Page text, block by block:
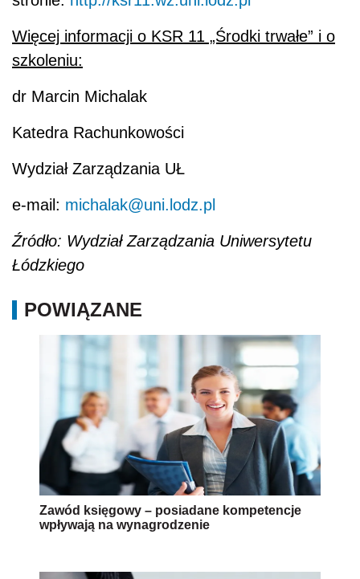
Więcej informacji o KSR 11 „Środki trwałe” i o
szkoleniu:
dr Marcin Michalak
Katedra Rachunkowości
Wydział Zarządzania UŁ
e-mail: michalak@uni.lodz.pl
Źródło: Wydział Zarządzania Uniwersytetu
Łódzkiego
POWIĄZANE
Zawód księgowy – posiadane kompetencje
wpływają na wynagrodzenie